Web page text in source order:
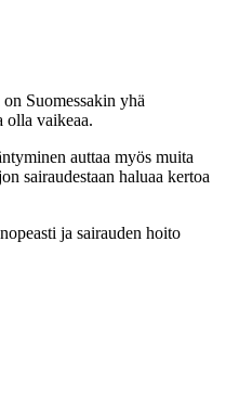
Suomessakin yhä
olla vaikeaa.
auttaa myös muita
sairaudestaan haluaa kertoa
ja sairauden hoito